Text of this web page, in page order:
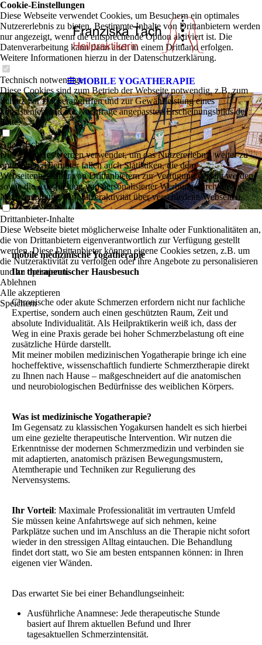
MOBILE YOGATHERAPIE
mobile medizinische Yogatherapie
Ihr therapeutischer Hausbesuch
Chronische oder akute Schmerzen erfordern nicht nur fachliche
Expertise, sondern auch einen geschützten Raum, Zeit und
absolute Individualität. Als Heilpraktikerin weiß ich, dass der
Weg in eine Praxis gerade bei hoher Schmerzbelastung oft eine
zusätzliche Hürde darstellt.
Mit meiner mobilen medizinischen Yogatherapie bringe ich eine
hocheffektive, wissenschaftlich fundierte Schmerztherapie direkt
zu Ihnen nach Hause – maßgeschneidert auf die anatomischen
und neurobiologischen Bedürfnisse des weiblichen Körpers.
Was ist medizinische Yogatherapie?
Im Gegensatz zu klassischen Yogakursen handelt es sich hierbei
um eine gezielte therapeutische Intervention. Wir nutzen die
Erkenntnisse der modernen Schmerzmedizin und verbinden sie
mit adaptierten, anatomisch präzisen Bewegungsmustern,
Atemtherapie und Techniken zur Regulierung des
Nervensystems.
Ihr Vorteil: Maximale Professionalität im vertrauten Umfeld
Sie müssen keine Anfahrtswege auf sich nehmen, keine
Parkplätze suchen und im Anschluss an die Therapie nicht sofort
wieder in den stressigen Alltag eintauchen. Die Behandlung
findet dort statt, wo Sie am besten entspannen können: in Ihren
eigenen vier Wänden.
Das erwartet Sie bei einer Behandlungseinheit:
Ausführliche Anamnese: Jede therapeutische Stunde
basiert auf Ihrem aktuellen Befund und Ihrer
tagesaktuellen Schmerzintensität.
Cookie-Einstellungen
Diese Webseite verwendet Cookies, um Besuchern ein optimales
Nutzererlebnis zu bieten. Bestimmte Inhalte von Drittanbietern werden
nur angezeigt, wenn die entsprechende Option aktiviert ist. Die
Datenverarbeitung kann dann auch in einem Drittland erfolgen.
Weitere Informationen hierzu in der Datenschutzerklärung.
Technisch notwendige
Diese Cookies sind zum Betrieb der Webseite notwendig, z.B. zum
Schutz vor Hackerangriffen und zur Gewährleistung eines
konsistenten und der Nachfrage angepassten Erscheinungsbilds der
Seite.
Analytische
Diese Cookies werden verwendet, um das Nutzererlebnis weiter zu
optimieren. Hierunter fallen auch Statistiken, die dem
Webseitenbetreiber von Drittanbietern zur Verfügung gestellt werden,
sowie die Ausspielung von personalisierter Werbung durch die
Nachverfolgung der Nutzeraktivität über verschiedene Webseiten.
Drittanbieter-Inhalte
Diese Webseite bietet möglicherweise Inhalte oder Funktionalitäten an,
die von Drittanbietern eigenverantwortlich zur Verfügung gestellt
werden. Diese Drittanbieter können eigene Cookies setzen, z.B. um
die Nutzeraktivität zu verfolgen oder ihre Angebote zu personalisieren
und zu optimieren.
Ablehnen
Alle akzeptieren
Speichern